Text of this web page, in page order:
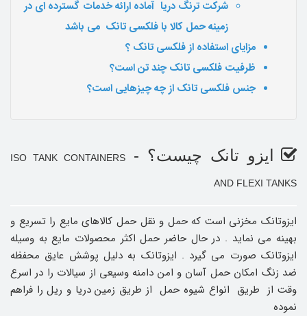
شرکت ترنگ دریا آماده ارائه خدمات گسترده ای در
زمینه حمل کالا با فلکسی تانک می باشد
مزایای استفاده از فلکسی تانک ؟
ظرفیت فلکسی تانک چند تن است؟
جنس فلکسی تانک از چه چیزهایی است؟
ایزو تانک چیست؟ - ISO TANK CONTAINERS
AND FLEXI TANKS
ایزوتانک مخزنی است که حمل و نقل حمل کالاهای مایع را تسریع و
بهینه می نماید . در حال حاضر حمل اکثر محصولات مایع به وسیله
ایزوتانک صورت می گیرد . ایزوتانک به دلیل پوشش عایق محفظه
ضد زنگ امکان حمل آسان و امن دامنه وسیعی از سیالات را در اسرع
وقت از طریق انواع شیوه حمل از طریق زمین دریا و ریل را فراهم
نموده